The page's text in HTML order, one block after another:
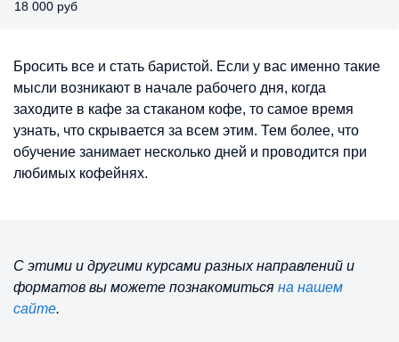
18 000 руб
Бросить все и стать баристой. Если у вас именно такие
мысли возникают в начале рабочего дня, когда
заходите в кафе за стаканом кофе, то самое время
узнать, что скрывается за всем этим. Тем более, что
обучение занимает несколько дней и проводится при
любимых кофейнях.
С этими и другими курсами разных направлений и
форматов вы можете познакомиться на нашем
сайте.